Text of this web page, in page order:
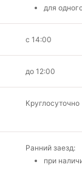
для
с 14:00
до 12:00
Круглосуточно
Ранний заезд:
при